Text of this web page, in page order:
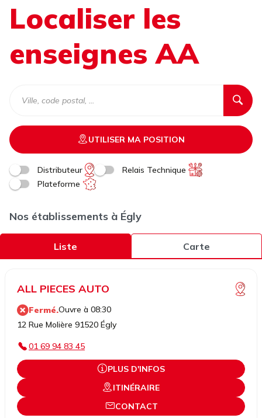
Localiser les
enseignes AA
UTILISER MA POSITION
Distributeur
Relais Technique
Plateforme
Nos établissements à Égly
Liste Carte
ALL PIECES AUTO
Fermé.Ouvre à 08:30
12 Rue Molière 91520 Égly
01 69 94 83 45
PLUS D'INFOS
ITINÉRAIRE
CONTACT